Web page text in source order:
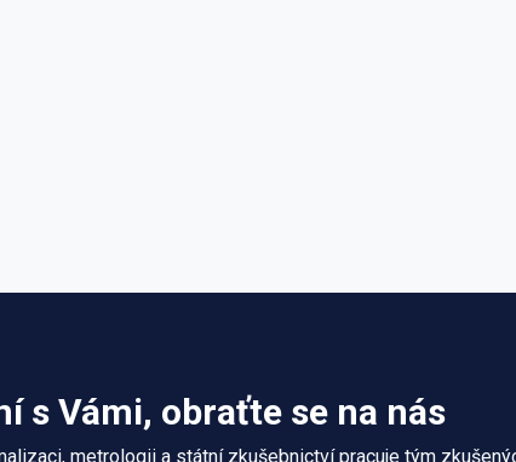
s Vámi, obraťte se na nás
metrologii a státní zkušebnictví pracuje tým